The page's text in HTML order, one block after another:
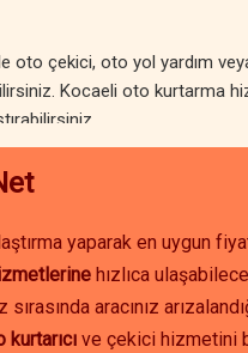
oto çekici, oto yol yardım
Kocaeli oto kurtarma
yaparak en uygun
hızlıca
aracınız
kurtarıcı ve çekici hizmetini